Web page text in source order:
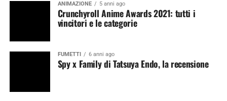
ANIMAZIONE 5 anni ago
Crunchyroll Anime Awards 2021: tutti i
vincitori e le categorie
FUMETTI 6 anni ago
Spy x Family di Tatsuya Endo, la recensione